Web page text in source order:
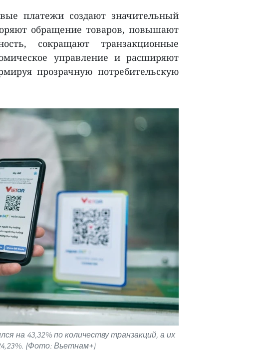
платежи создают значительный
обращение товаров, повышают
сокращают транзакционные
управление и расширяют
прозрачную потребительскую
на 43,32% по количеству транзакций, а их
(Фото: Вьетнам+)